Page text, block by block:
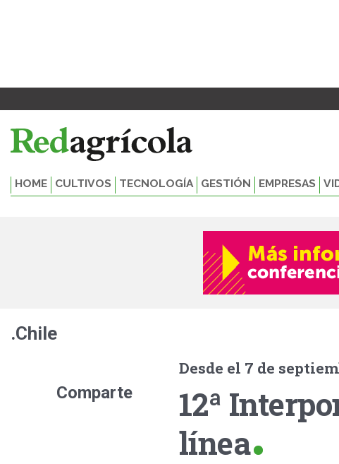
HOME CULTIVOS TECNOLOGÍA GESTIÓN EMPRESAS
.Chile
Comparte
Desde el 7 de
12ª
línea